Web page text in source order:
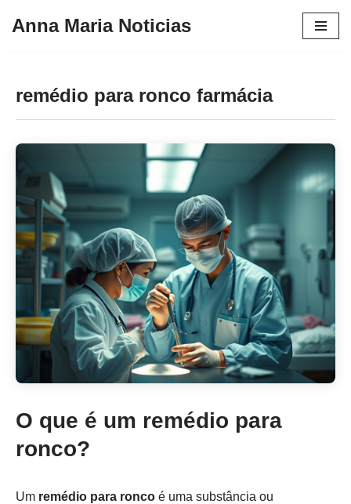
conteúdo
Anna Maria Noticias
remédio para ronco farmácia
O que é um remédio para
ronco?
Um remédio para ronco é uma substância ou